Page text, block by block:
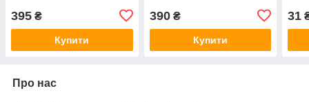
395 ₴
Купити
390₴
Купити
31
Про нас